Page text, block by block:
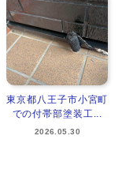
東京都八王子市小宮町
での付帯部塗装工...
2026.05.30